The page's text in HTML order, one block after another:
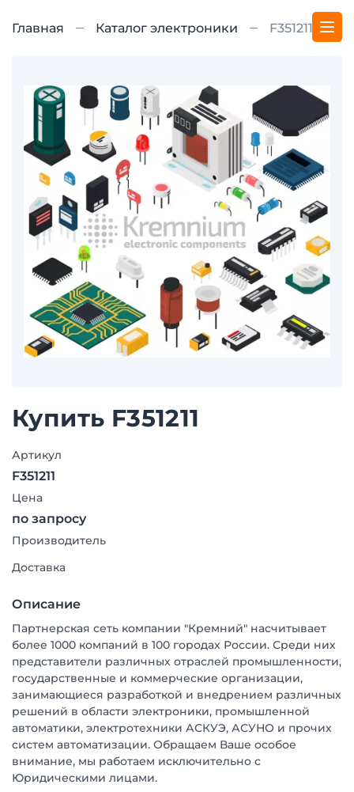
Главная Каталог электроники F351211
Купить F351211
Артикул
F351211
Цена
по запросу
Производитель
Доставка
Описание
Партнерская сеть компании "Кремний" насчитывает
более 1000 компаний в 100 городах России. Среди них
представители различных отраслей промышленности,
государственные и коммерческие организации,
занимающиеся разработкой и внедрением различных
решений в области электроники, промышленной
автоматики, электротехники АСКУЭ, АСУНО и прочих
систем автоматизации. Обращаем Ваше особое
внимание, мы работаем исключительно с
Юридическими лицами.